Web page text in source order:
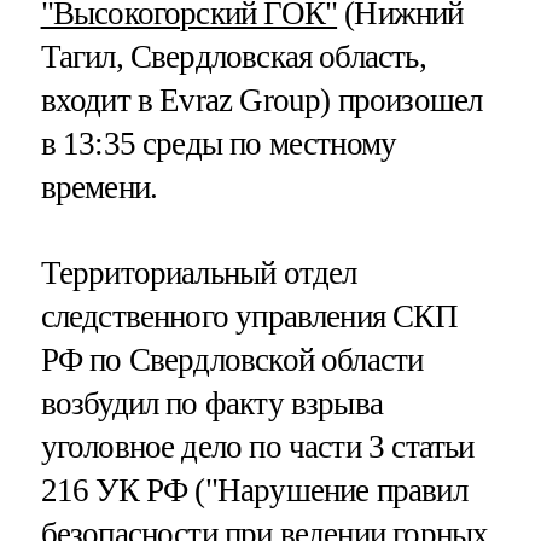
"Высокогорский ГОК" (Нижний
Тагил, Свердловская область,
входит в Evraz Group) произошел
в 13:35 среды по местному
времени.
Территориальный отдел
следственного управления СКП
РФ по Свердловской области
возбудил по факту взрыва
уголовное дело по части 3 статьи
216 УК РФ ("Нарушение правил